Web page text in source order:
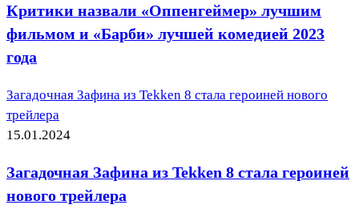
Критики назвали «Оппенгеймер» лучшим
фильмом и «Барби» лучшей комедией 2023
года
Загадочная Зафина из Tekken 8 стала героиней нового
трейлера
15.01.2024
Загадочная Зафина из Tekken 8 стала героиней
нового трейлера